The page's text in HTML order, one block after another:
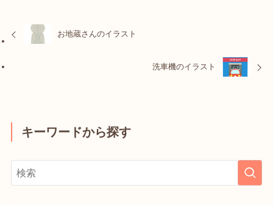
お地蔵さんのイラスト
洗車機のイラスト
キーワードから探す